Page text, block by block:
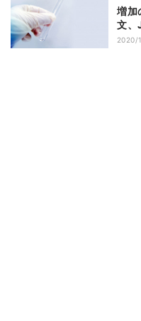
増加
文、
2020/